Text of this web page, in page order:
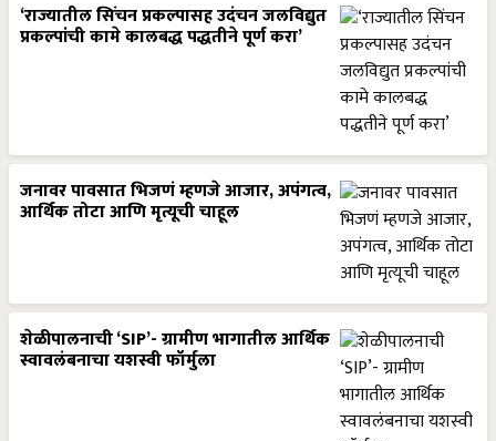
‘राज्यातील सिंचन प्रकल्पासह उदंचन जलविद्युत
प्रकल्पांची कामे कालबद्ध पद्धतीने पूर्ण करा’
जनावर पावसात भिजणं म्हणजे आजार, अपंगत्व,
आर्थिक तोटा आणि मृत्यूची चाहूल
शेळीपालनाची ‘SIP’- ग्रामीण भागातील आर्थिक
स्वावलंबनाचा यशस्वी फॉर्मुला